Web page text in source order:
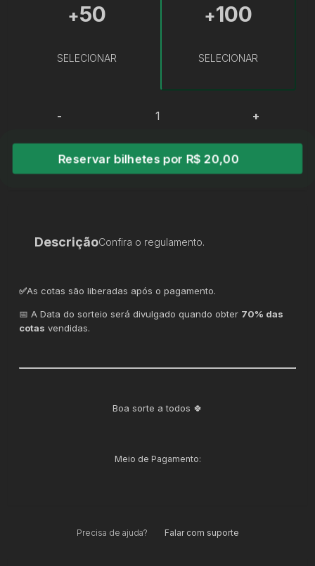
+50
SELECIONAR
+100
SELECIONAR
- +
Reservar bilhetes por R$ 20,00
DescriçãoConfira o regulamento.
✅As cotas são liberadas após o pagamento.
📅 A Data do sorteio será divulgado quando obter 70% das
cotas vendidas.
Boa sorte a todos 🍀
Meio de Pagamento:
Precisa de ajuda? Falar com suporte